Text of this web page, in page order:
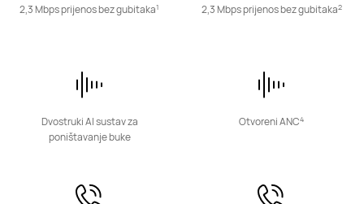
FreeArc Series
HUAWEI FreeArc
2,3 Mbps prijenos bez gubitaka1
Dvostruki AI sustav za
poništavanje buke
2,3 Mbps prijenos bez gubitaka2
Otvoreni ANC4